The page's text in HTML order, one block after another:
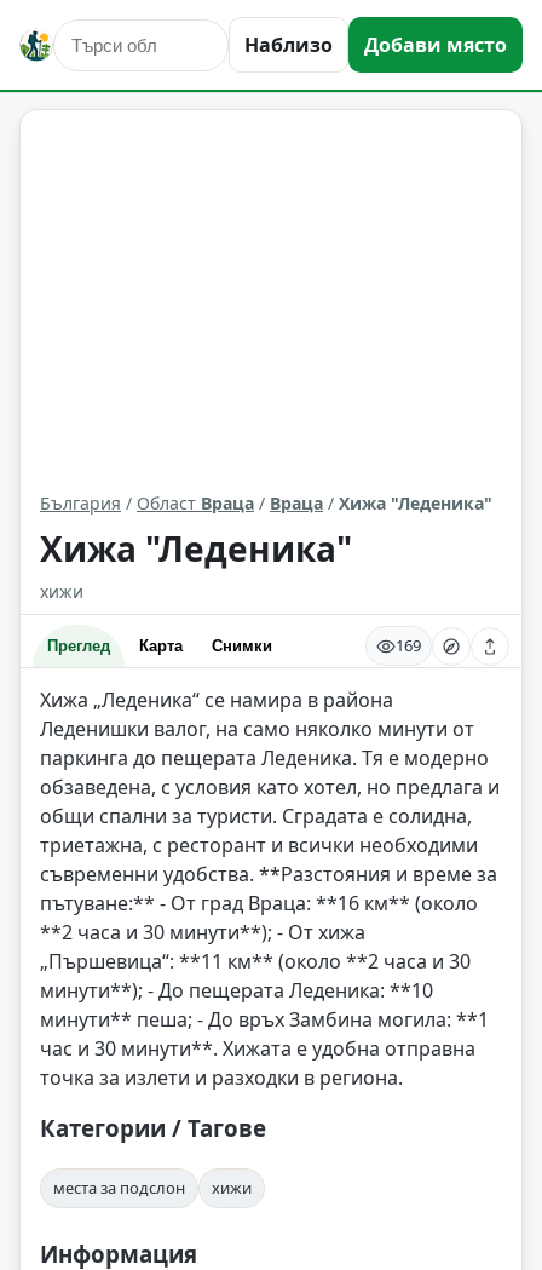
Наблизо Добави място
места за подслон Враца Област: Враца
България / Област Враца / Враца / Хижа "Леденика"
Хижа "Леденика"
хижи
Преглед Карта Снимки 169
Хижа „Леденика“ се намира в района
Леденишки валог, на само няколко минути от
паркинга до пещерата Леденика. Тя е модерно
обзаведена, с условия като хотел, но предлага и
общи спални за туристи. Сградата е солидна,
триетажна, с ресторант и всички необходими
съвременни удобства. **Разстояния и време за
пътуване:** - От град Враца: **16 км** (около
**2 часа и 30 минути**); - От хижа
„Пършевица“: **11 км** (около **2 часа и 30
минути**); - До пещерата Леденика: **10
минути** пеша; - До връх Замбина могила: **1
час и 30 минути**. Хижата е удобна отправна
точка за излети и разходки в региона.
Категории / Тагове
места за подслон хижи
Информация